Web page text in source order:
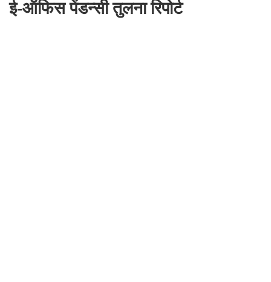
ई-ऑफिस पेंडन्सी तुलना रिपोर्ट